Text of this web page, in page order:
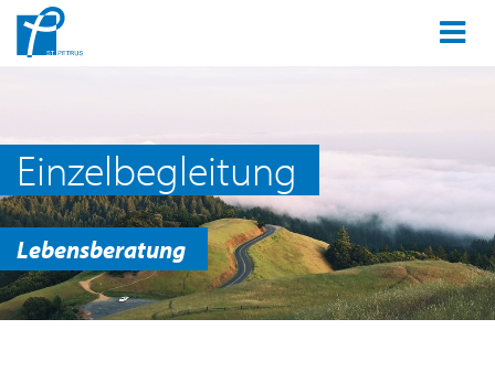
Einzelbegleitung
Lebensberatung